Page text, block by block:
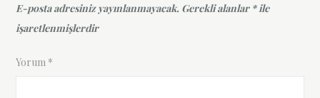
E-posta adresiniz yayınlanmayacak. Gerekli alanlar *ile
işaretlenmişlerdir
Yorum *